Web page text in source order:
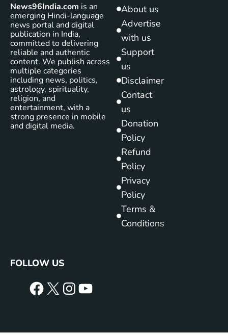
News96India.com is an
emerging Hindi-language
news portal and digital
publication in India,
committed to delivering
reliable and authentic
content. We publish across
multiple categories
including news, politics,
astrology, spirituality,
religion, and
entertainment, with a
strong presence in mobile
and digital media.
About us
Advertise
with us
Support
us
Disclaimer
Contact
us
Donation
Policy
Refund
Policy
Privacy
Policy
Terms &
Conditions
FOLLOW US